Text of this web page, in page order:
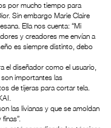
por mucho tiempo para
Sin embargo Marie Claire
Ella nos cuenta: “Mi
y creadores me envían a
es siempre distinto, debo
el diseñador como el usuario,
son importantes las
de tijeras para cortar tela.
las livianas y que se amoldan